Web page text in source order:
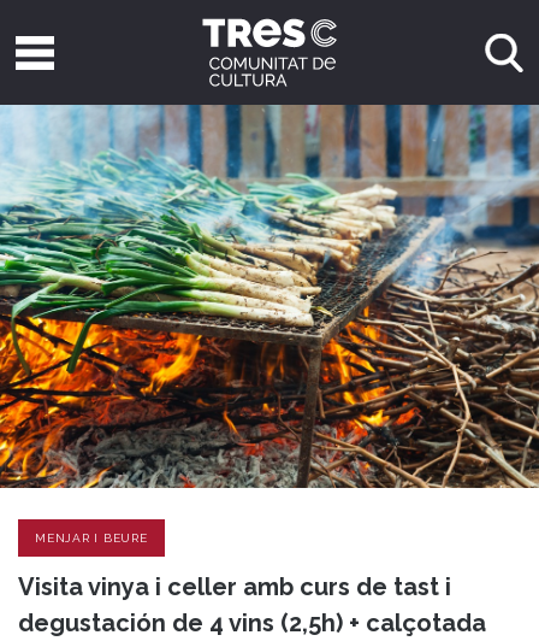
MENJAR I BEURE
Visita vinya i celler amb curs de tast i
degustación de 4 vins (2,5h) + calçotada